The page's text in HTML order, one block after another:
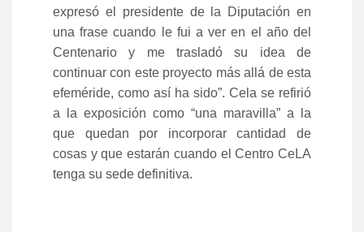
expresó el presidente de la Diputación en
una frase cuando le fui a ver en el año del
Centenario y me trasladó su idea de
continuar con este proyecto más allá de esta
efeméride, como así ha sido”. Cela se refirió
a la exposición como “una maravilla” a la
que quedan por incorporar cantidad de
cosas y que estarán cuando el Centro CeLA
tenga su sede definitiva.